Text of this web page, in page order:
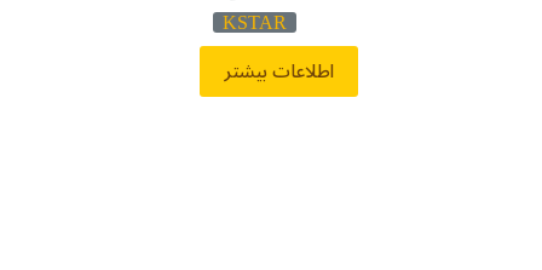
KSTAR
اطلاعات بیشتر